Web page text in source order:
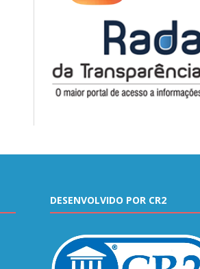
DESENVOLVIDO POR CR2